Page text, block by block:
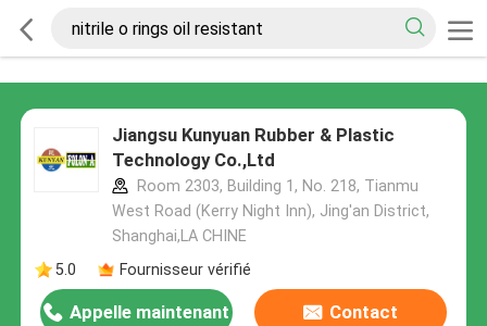
Jiangsu Kunyuan Rubber & Plastic
Technology Co.,Ltd
Room 2303, Building 1, No. 218, Tianmu
West Road (Kerry Night Inn), Jing'an District,
Shanghai,LA CHINE
5.0
Fournisseur vérifié
Appelle maintenant Contact